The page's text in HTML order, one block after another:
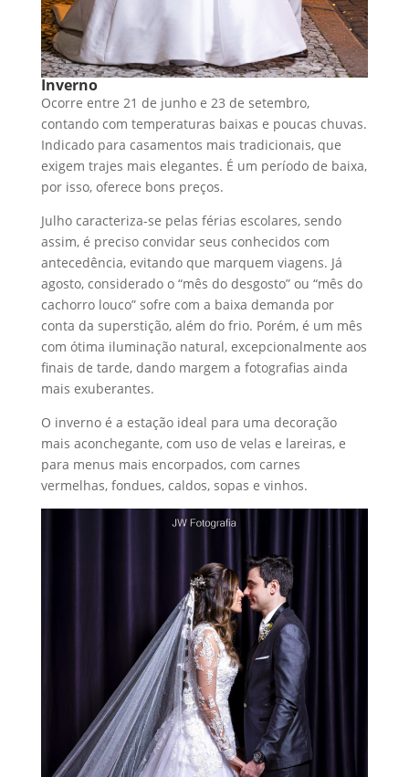
Inverno
Ocorre entre 21 de junho e 23 de setembro,
contando com temperaturas baixas e poucas chuvas.
Indicado para casamentos mais tradicionais, que
exigem trajes mais elegantes. É um período de baixa,
por isso, oferece bons preços.
Julho caracteriza-se pelas férias escolares, sendo
assim, é preciso convidar seus conhecidos com
antecedência, evitando que marquem viagens. Já
agosto, considerado o “mês do desgosto” ou “mês do
cachorro louco” sofre com a baixa demanda por
conta da superstição, além do frio. Porém, é um mês
com ótima iluminação natural, excepcionalmente aos
finais de tarde, dando margem a fotografias ainda
mais exuberantes.
O inverno é a estação ideal para uma decoração
mais aconchegante, com uso de velas e lareiras, e
para menus mais encorpados, com carnes
vermelhas, fondues, caldos, sopas e vinhos.